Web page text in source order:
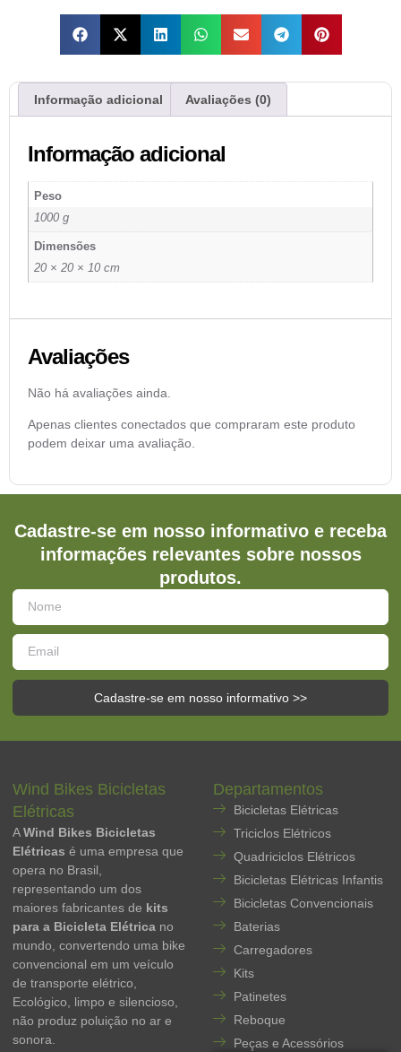
Informação adicional Avaliações (0)
Informação adicional
Peso
1000 g
Dimensões
20 × 20 × 10 cm
Avaliações
Não há avaliações ainda.
Apenas clientes conectados que compraram este produto
podem deixar uma avaliação.
Cadastre-se em nosso informativo e receba
informações relevantes sobre nossos
produtos.
Cadastre-se em nosso informativo >>
Wind Bikes Bicicletas
Elétricas
AWind Bikes Bicicletas
Elétricas é uma empresa que
opera no Brasil,
representando um dos
maiores fabricantes de kits
para a Bicicleta Elétrica no
mundo, convertendo uma bike
convencional em um veículo
de transporte elétrico,
Ecológico, limpo e silencioso,
não produz poluição no ar e
sonora.
Departamentos
Bicicletas Elétricas
Triciclos Elétricos
Quadriciclos Elétricos
Bicicletas Elétricas Infantis
Bicicletas Convencionais
Baterias
Carregadores
Kits
Patinetes
Reboque
Peças e Acessórios